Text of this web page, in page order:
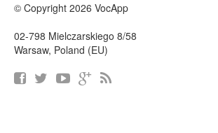
© Copyright 2026 VocApp
02-798 Mielczarskiego 8/58
Warsaw, Poland (EU)